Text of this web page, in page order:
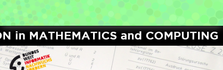
[Python for Students and Teachers]
Computer Science Circles